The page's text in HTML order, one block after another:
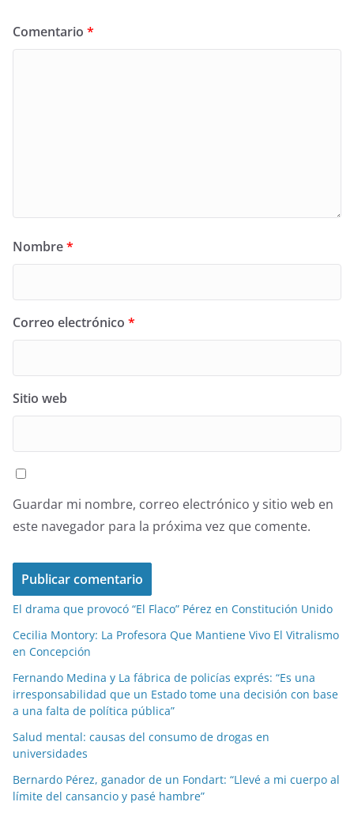
Comentario *
Nombre*
Correo electrónico *
Sitio web
Guardar mi nombre, correo electrónico y sitio web en
este navegador para la próxima vez que comente.
El drama que provocó “El Flaco” Pérez en Constitución Unido
Cecilia Montory: La Profesora Que Mantiene Vivo El Vitralismo
en Concepción
Fernando Medina y La fábrica de policías exprés: “Es una
irresponsabilidad que un Estado tome una decisión con base
a una falta de política pública”
Salud mental: causas del consumo de drogas en
universidades
Bernardo Pérez, ganador de un Fondart: “Llevé a mi cuerpo al
límite del cansancio y pasé hambre”